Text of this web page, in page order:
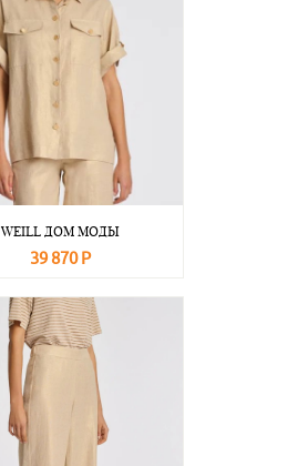
WEILL ДОМ МОДЫ
39 870 Р